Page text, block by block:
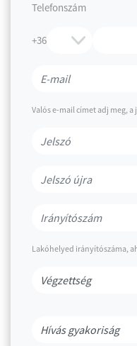
Telefonszám
+36
Valós e-mail címet adj meg,
Lakóhelyed irányítószáma,